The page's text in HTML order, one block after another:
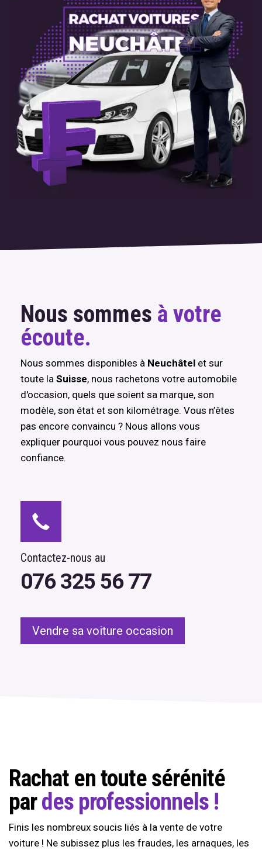
Nous sommes à votre
écoute.
Nous sommes disponibles à Neuchâtel et sur
toute la Suisse, nous rachetons votre automobile
d'occasion, quels que soient sa marque, son
modèle, son état et son kilométrage. Vous n’êtes
pas encore convaincu ? Nous allons vous
expliquer pourquoi vous pouvez nous faire
confiance.
Contactez-nous au
076 325 56 77
Vendre sa voiture occasion
Rachat en toute sérénité
pardes professionnels !
Finis les nombreux soucis liés à la vente de votre
voiture ! Ne subissez plus les fraudes, les arnaques, les